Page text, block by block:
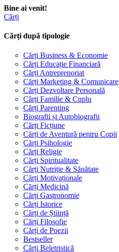
Bine ai venit!
Cărți
Cărți după tipologie
Cărți Business & Economie
Cărți Educație Financiară
Cărți Antreprenoriat
Cărți Marketing & Comunicare
Cărți Dezvoltare Personală
Cărți Familie & Cuplu
Cărți Parenting
Biografii și Autobiografii
Cărți Ficțiune
Cărți de Aventură pentru Copii
Cărți Psihologie
Cărți Religie
Cărți Spiritualitate
Cărți Nutriție & Sănătate
Cărți Motivaționale
Cărți Medicină
Cărți Gastronomie
Cărți Istorice
Cărți de Știință
Cărți Filosofie
Cărți de Poezii
Bestseller
Cărți Beletristică